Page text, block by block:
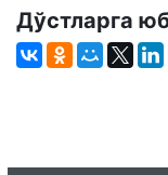
Дўстларга